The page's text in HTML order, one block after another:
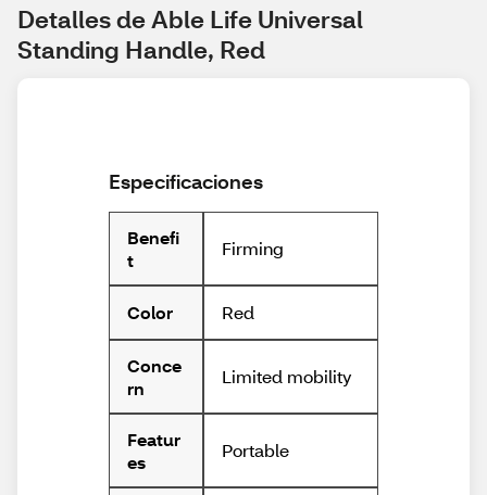
Detalles de Able Life Universal
Standing Handle, Red
Especificaciones
Benefi
t
Firming
Color Red
Conce
rn
Limited mobility
Featur
es
Portable